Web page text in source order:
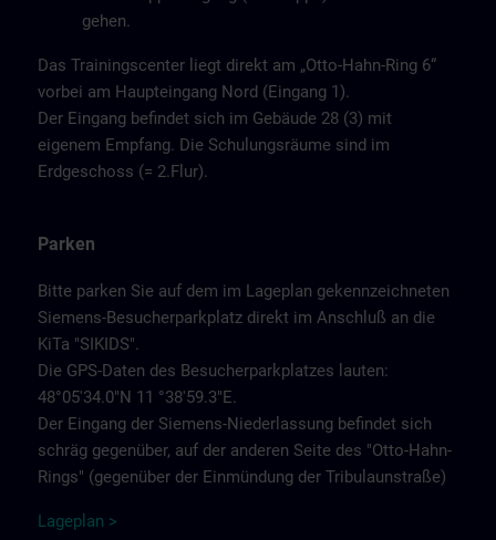
gehen.
Das Trainingscenter liegt direkt am „Otto-Hahn-Ring 6“
vorbei am Haupteingang Nord (Eingang 1).
Der Eingang befindet sich im Gebäude 28 (3) mit
eigenem Empfang. Die Schulungsräume sind im
Erdgeschoss (= 2.Flur).
Parken
Bitte parken Sie auf dem im Lageplan gekennzeichneten
Siemens-Besucherparkplatz direkt im Anschluß an die
KiTa "SIKIDS".
Die GPS-Daten des Besucherparkplatzes lauten:
48°05'34.0"N 11 °38'59.3"E.
Der Eingang der Siemens-Niederlassung befindet sich
schräg gegenüber, auf der anderen Seite des "Otto-Hahn-
Rings" (gegenüber der Einmündung der Tribulaunstraße)
Lageplan >